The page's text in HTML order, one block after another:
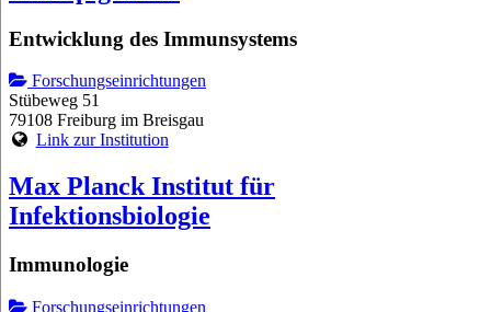
Entwicklung des Immunsystems
Forschungseinrichtungen
Stübeweg 51
79108 Freiburg im Breisgau
Link zur Institution
Max Planck Institut für
Infektionsbiologie
Immunologie
Forschungseinrichtungen